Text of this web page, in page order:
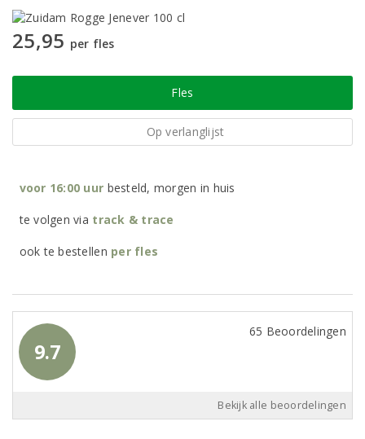
25,95 per fles
Fles
Op verlanglijst
voor 16:00 uur besteld, morgen in huis
te volgen via track & trace
ook te bestellen per fles
9.7
65 Beoordelingen
Bekijk alle beoordelingen